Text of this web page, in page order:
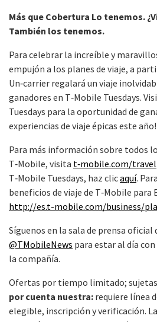
Más que Cobertura Lo tenemos.
También los tenemos.
Para celebrar la increíble y
empujón a los planes de viaje, a
Un‑carrier regalará un viaje
ganadores en T‑Mobile Tuesdays.
Tuesdays para la oportunidad de
experiencias de viaje épicas este año!
Para más información sobre todos
T‑Mobile, visita t‑mobile.com/travel
T‑Mobile Tuesdays, haz clicaquí.
beneficios de viaje de T‑Mobile para
http://es.t-mobile.com/business/
Síguenos en la sala de prensa
@TMobileNews para estar al día
la compañía.
Ofertas por tiempo limitado;
por cuenta nuestra: requiere línea
elegible, inscripción y verificación.